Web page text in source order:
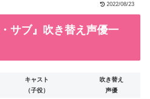
2022/08/23
サブ』吹き替え声優一
キャスト
（子役）
吹き替え
声優